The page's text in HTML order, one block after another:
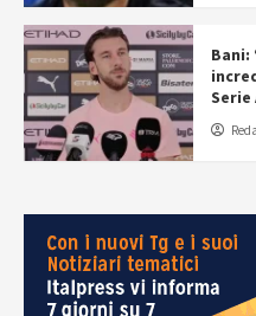
Bani:
Serie